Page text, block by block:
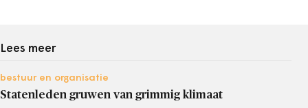
Lees meer
bestuur en organisatie
Statenleden gruwen van grimmig klimaat